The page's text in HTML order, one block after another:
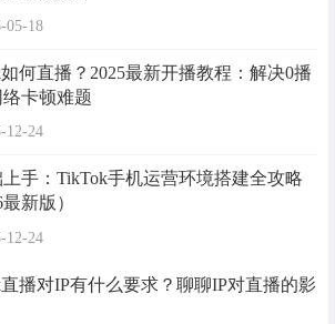
05-18
何直播？2025最新开播教程：解决0播
卡顿难题
12-24
手：TikTok手机运营环境搭建全攻略
最新版）
12-24
播对IP有什么要求？聊聊IP对直播的影